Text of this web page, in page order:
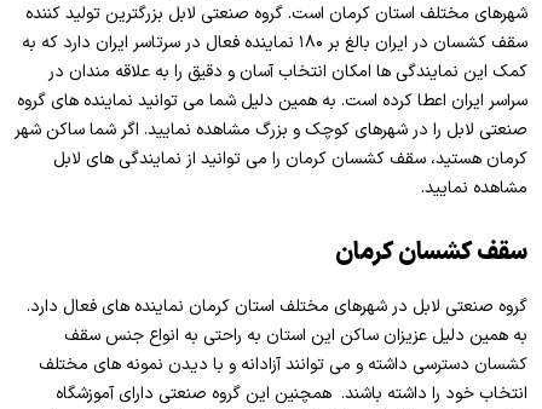
شهرهای مختلف استان کرمان است. گروه صنعتی لابل بزرگترین تولید کننده
سقف کشسان در ایران بالغ بر ۱۸۰ نماینده فعال در سرتاسر ایران دارد که به
کمک این نمایندگی ها امکان انتخاب آسان و دقیق را به علاقه مندان در
سراسر ایران اعطا کرده است. به همین دلیل شما می توانید نماینده های گروه
صنعتی لابل را در شهرهای کوچک و بزرگ مشاهده نمایید. اگر شما ساکن شهر
کرمان هستید، سقف کشسان کرمان را می توانید از نمایندگی های لابل
مشاهده نمایید.
سقف کشسانکرمان
گروه صنعتی لابل در شهرهای مختلف استان کرمان نماینده های فعال دارد.
به همین دلیل عزیزان ساکن این استان به راحتی به انواع جنس سقف
کشسان دسترسی داشته و می توانند آزادانه و با دیدن نمونه های مختلف
انتخاب خود را داشته باشند. همچنین این گروه صنعتی دارای آموزشگاه